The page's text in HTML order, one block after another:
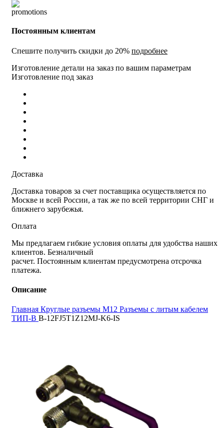
Постоянным клиентам
Спешите получить скидки до 20% подробнее
Изготовление детали на заказ по вашим параметрам
Изготовление под заказ
Доставка
Доставка товаров за счет поставщика осуществляется по
Москве и всей России, а так же по всей территории СНГ и
ближнего зарубежья.
Оплата
Мы предлагаем гибкие условия оплаты для удобства наших
клиентов. Безналичный
расчет. Постоянным клиентам предусмотрена отсрочка
платежа.
Описание
Главная Круглые разъемы M12 Разъемы с литым кабелем
ТИП-B B-12FJ5T1Z12MJ-K6-IS